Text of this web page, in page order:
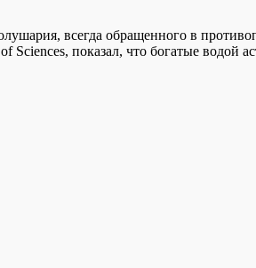
всегда обращенного в
показал, что богатые водой